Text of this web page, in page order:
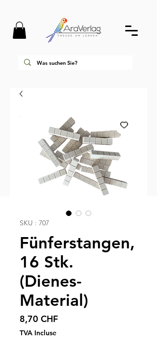
SKU : 707
Fünferstangen,
16 Stk.
(Dienes-
Material)
8,70 CHFPrix
TVA Incluse